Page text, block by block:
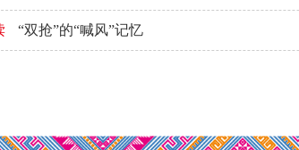
“双抢”的“喊风”记忆